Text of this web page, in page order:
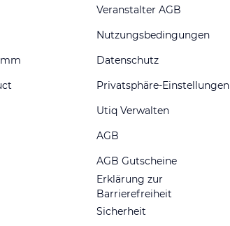
Veranstalter AGB
Nutzungsbedingungen
Datenschutz
Privatsphäre-Einstellungen
Utiq Verwalten
AGB
AGB Gutscheine
Erklärung zur
Barrierefreiheit
Sicherheit